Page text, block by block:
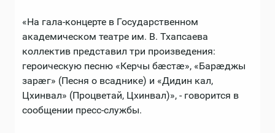
«На гала-концерте в Государственном
академическом театре им. В. Тхапсаева
коллектив представил три произведения:
героическую песню «Керчы бæстæ», «Барæджы
зарæг» (Песня о всаднике) и «Дидин кал,
Цхинвал» (Процветай, Цхинвал)», - говорится в
сообщении пресс-службы.